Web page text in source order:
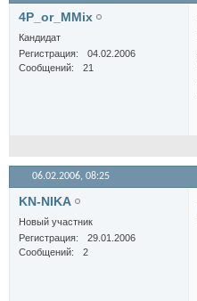
4P_or_MMix
Кандидат
Регистрация
04.02.2006
Сообщений
21
06.02.2006, 08:25
KN-NIKA
Новый участник
Регистрация
29.01.2006
Сообщений
2